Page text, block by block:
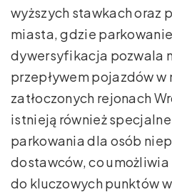
wyższych stawkach oraz
miasta, gdzie
dywersyfikacja pozwala
przepływem pojazdów
zatłoczonych rejonach
istnieją również
parkowania dla osób
dostawców, co
do kluczowych punktów